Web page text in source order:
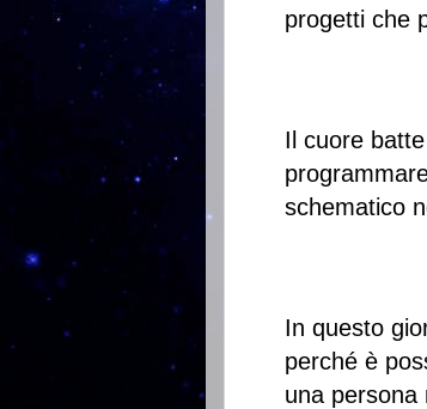
progetti che
Il cuore
schematico
In questo
perché è
una persona